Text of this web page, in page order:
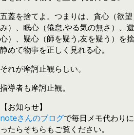
五蓋を捨てよ。つまりは、貪心（欲
み）、眠心（倦怠,やる気の無さ）、
心）、疑心（師を疑う,友を疑う）を
静めて物事を正しく見れる心。
それが摩訶止観らしい。
指導者も摩訶止観。
【お知らせ】
noteさんのブログで毎日メモ代わり
ったらそちらもご覧ください。